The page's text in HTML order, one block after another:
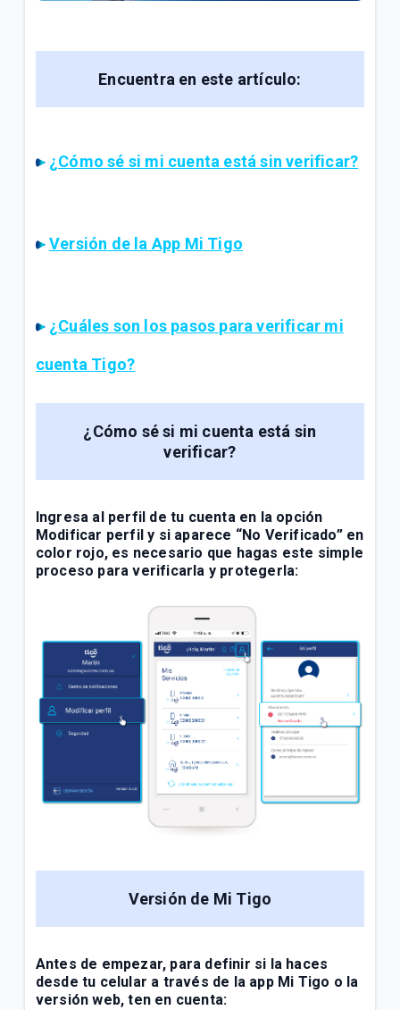
General
Conoce tu factura Tigo | General
Soporte técnico para tus servicios Tigo | General
VER MÁS
Encuentra en este artículo:
¿Cómo sé si mi cuenta está sin verificar?
Versión de la App Mi Tigo
¿Cuáles son los pasos para verificar mi
cuenta Tigo?
¿Cómo sé si mi cuenta está sin
verificar?
Ingresa al perfil de tu cuenta en la opción
Modificar perfil y si aparece “No Verificado” en
color rojo, es necesario que hagas este simple
proceso para verificarla y protegerla:
Versión de Mi Tigo
Antes de empezar, para definir si la haces
desde tu celular a través de la app Mi Tigo o la
versión web, ten en cuenta: